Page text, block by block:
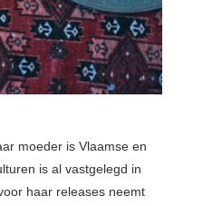
moeder is Vlaamse en
is al vastgelegd in
haar releases neemt